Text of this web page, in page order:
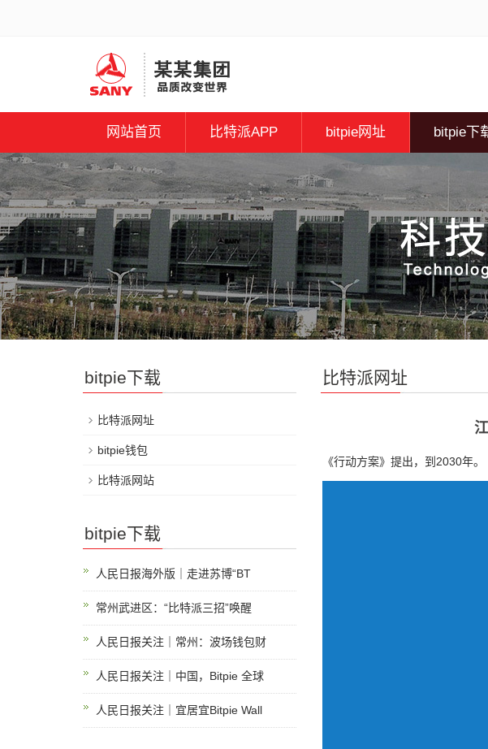
网站首页 比特派APP bitpie网址 bitpie下
比特派网址
《行动方案》提出，到2030年。
bitpie下载
比特派网址
bitpie钱包
比特派网站
bitpie下载
人民日报海外版｜走进苏博“BT
常州武进区：“比特派三招”唤醒
人民日报关注｜常州：波场钱包财
人民日报关注｜中国，Bitpie 全球
人民日报关注｜宜居宜Bitpie Wall